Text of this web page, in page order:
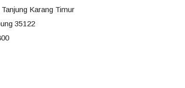
Karang Timur
35122